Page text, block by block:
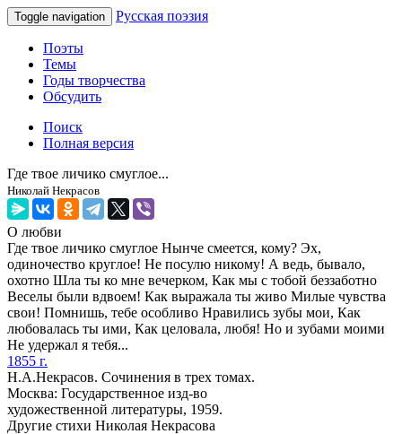
Toggle navigation Русская поэзия
Поэты
Темы
Годы творчества
Обсудить
Поиск
Полная версия
Где твое личико смуглое...
Николай Некрасов
О любви
Где твое личико смуглое Нынче смеется, кому? Эх,
одиночество круглое! Не посулю никому! А ведь, бывало,
охотно Шла ты ко мне вечерком, Как мы с тобой беззаботно
Веселы были вдвоем! Как выражала ты живо Милые чувства
свои! Помнишь, тебе особливо Нравились зубы мои, Как
любовалась ты ими, Как целовала, любя! Но и зубами моими
Не удержал я тебя...
1855 г.
Н.А.Некрасов. Сочинения в трех томах.
Москва: Государственное изд-во
художественной литературы, 1959.
Другие стихи Николая Некрасова